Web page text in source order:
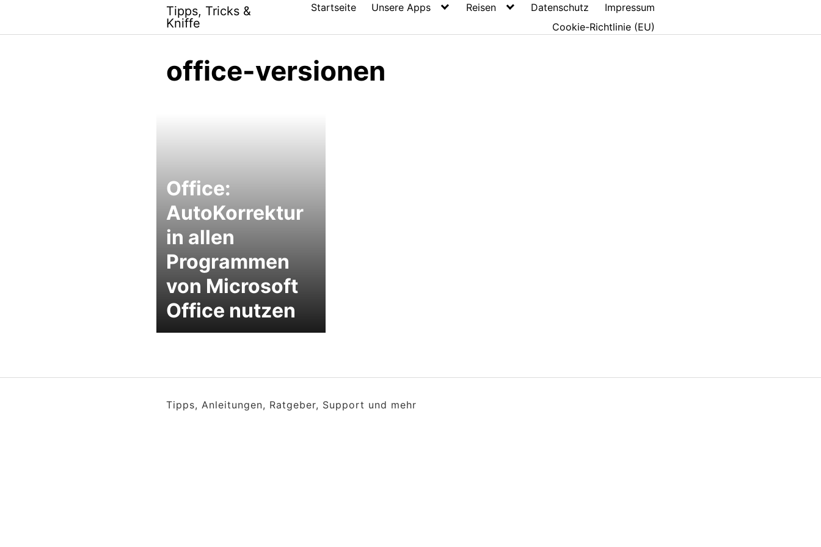
content
Tipps, Tricks &
Kniffe
Startseite Unsere Apps Reisen Datenschutz
Impressum
Cookie-Richtlinie (EU)
office-versionen
Office:
AutoKorrektur
in allen
Programmen
von Microsoft
Office nutzen
Tipps, Anleitungen, Ratgeber, Support und mehr